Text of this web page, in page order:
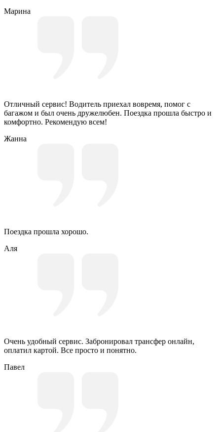
Марина
Отличный сервис! Водитель приехал вовремя, помог с
багажом и был очень дружелюбен. Поездка прошла быстро и
комфортно. Рекомендую всем!
Жанна
Поездка прошла хорошо.
Аля
Очень удобный сервис. Забронировал трансфер онлайн,
оплатил картой. Все просто и понятно.
Павел